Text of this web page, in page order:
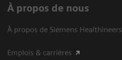
À propos de nous
À propos de Siemens Healthineers
Emplois & carrières